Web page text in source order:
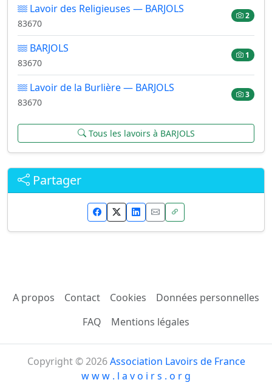
Lavoir des Religieuses — BARJOLS
83670
2
BARJOLS
83670
1
Lavoir de la Burlière — BARJOLS
83670
3
Tous les lavoirs à BARJOLS
Partager
A propos Contact Cookies
Données personnelles
FAQ
Mentions légales
Copyright © 2026Association Lavoirs de France
w w w . l a v o i r s . o r g